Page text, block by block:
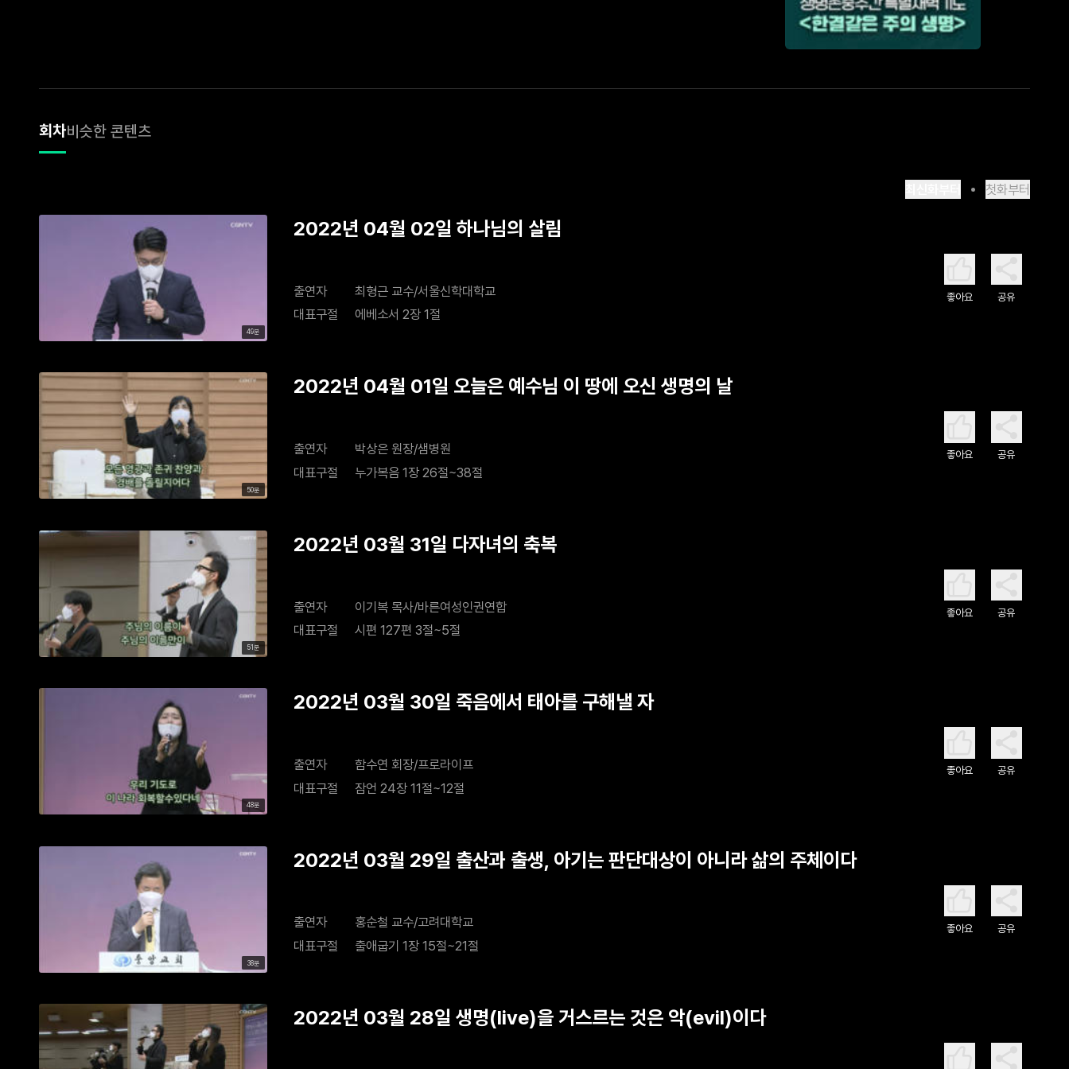
회차비슷한 콘텐츠
첫화부터
49분
2022년 04월 02일 하나님의 살림
출연자
최형근 교수/서울신학대학교
대표구절
에베소서 2장 1절
좋아요 공유
50분
2022년 04월 01일 오늘은 예수님 이 땅에 오신 생명의 날
출연자
박상은 원장/샘병원
대표구절
누가복음 1장 26절~38절
좋아요 공유
51분
2022년 03월 31일 다자녀의 축복
출연자
이기복 목사/바른여성인권연합
대표구절
시편 127편 3절~5절
좋아요 공유
48분
2022년 03월 30일 죽음에서 태아를 구해낼 자
출연자
함수연 회장/프로라이프
대표구절
잠언 24장 11절~12절
좋아요 공유
38분
2022년 03월 29일 출산과 출생, 아기는 판단대상이 아니라 삶의 주체이다
출연자
홍순철 교수/고려대학교
대표구절
출애굽기 1장 15절~21절
좋아요 공유
2022년 03월 28일 생명(live)을 거스르는 것은 악(evil)이다